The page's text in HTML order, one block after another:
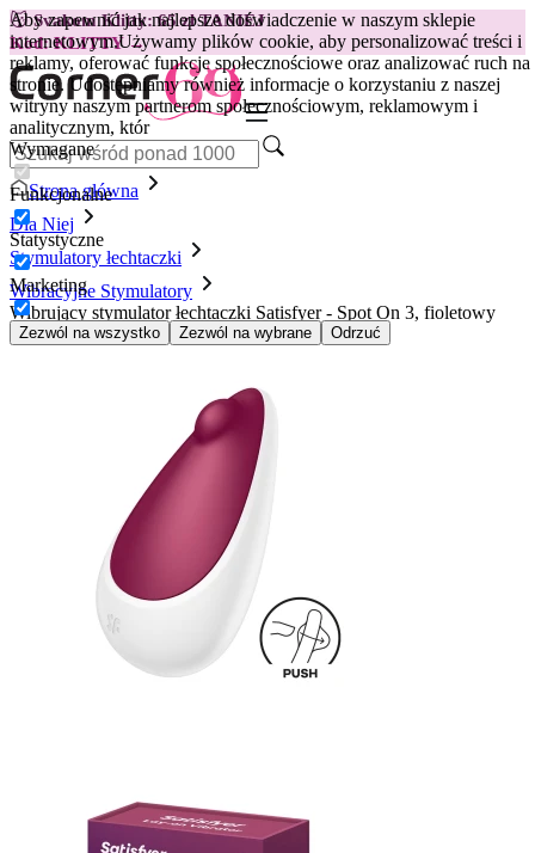
Aby zapewnić jak najlepsze doświadczenie w naszym sklepie
internetowym.Używamy plików cookie, aby personalizować treści i
reklamy, oferować funkcje społecznościowe oraz analizować ruch na
stronie. Udostępniamy również informacje o korzystaniu z naszej
witryny naszym partnerom społecznościowym, reklamowym i
analitycznym, któr
Wymagane
Funkcjonalne
Statystyczne
Marketing
Zezwól na wszystko Zezwól na wybrane Odrzuć
😽Svakom Klitty: 65 zł TANIEJ
Kod: KLITTY →
Strona główna
Dla Niej
Stymulatory łechtaczki
Wibracyjne Stymulatory
Wibrujący stymulator łechtaczki Satisfyer - Spot On 3, fioletowy